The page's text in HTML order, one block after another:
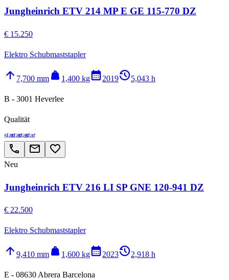
Jungheinrich ETV 214 MP E GE 115-770 DZ
€ 15.250
Elektro Schubmaststapler
arrow_upward 7,700 mm weight 1,400 kgcalendar_month2019history_25,043 h
B - 3001 Heverlee
Qualität
starstarstarstar
call email favorite_border
Neu
Jungheinrich ETV 216 LI SP GNE 120-941 DZ
€ 22.500
Elektro Schubmaststapler
arrow_upward 9,410 mm weight 1,600 kgcalendar_month2023history_22,918 h
E - 08630 Abrera Barcelona